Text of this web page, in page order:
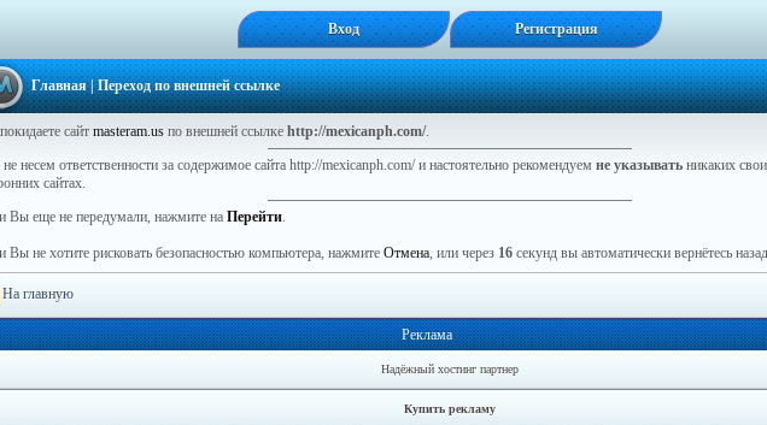
Вход Регистрация
Главная| Переход по внешней ссылке
сайт masteram.us по внешней ссылке http://mexicanph.com/.
несем ответственности за содержимое сайта http://mexicanph.com/ и настоятельно рекомендуем не указывать никаких
сайтах.
Вы еще не передумали, нажмите на Перейти.
Вы не хотите рисковать безопасностью компьютера, нажмите Отмена, или через 16 секунд вы автоматически вернётесь
На главную
Реклама
Надёжный хостинг партнер
Купить рекламу